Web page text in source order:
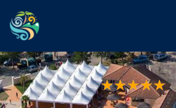
★★★★★